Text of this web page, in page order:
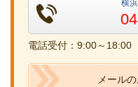
横
電話受付：9:00～18:00
メール